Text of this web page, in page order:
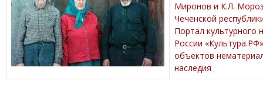
Миронов и К.Л.
Чеченской
Портал культурного
России
объектов
наследия